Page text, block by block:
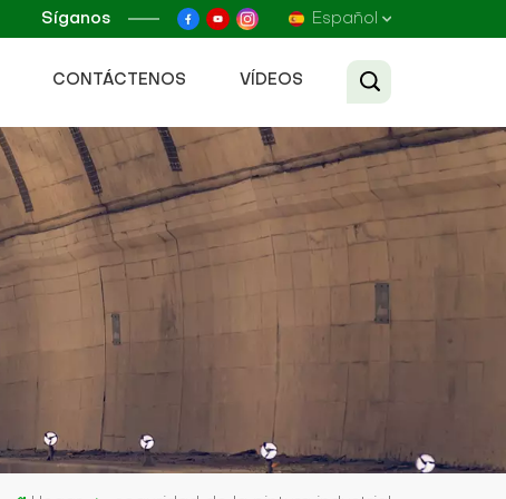
Síganos Español
Français
Русский
CONTÁCTENOS VÍDEOS